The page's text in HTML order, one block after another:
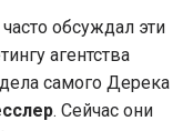
обсуждал эти
агентства
самого Дерека
. Сейчас они